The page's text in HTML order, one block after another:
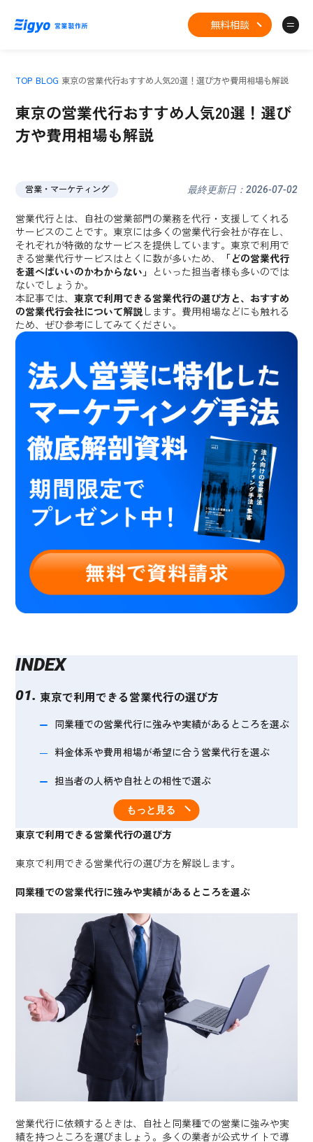
無料相談
TOP BLOG 東京の営業代行おすすめ人気20選！選び方や費用相場も解説
東京の営業代行おすすめ人気20選！選び
方や費用相場も解説
営業・マーケティング 最終更新日：2026-07-02
営業代行とは、自社の営業部門の業務を代行・支援してくれる
サービスのことです。東京には多くの営業代行会社が存在し、
それぞれが特徴的なサービスを提供しています。東京で利用で
きる営業代行サービスはとくに数が多いため、
「どの営業代行
を選べばいいのかわからない」 といった担当者様も多いのでは
ないでしょうか。
本記事では、東京で利用できる営業代行の選び方と、おすすめ
の営業代行会社について解説 します。費用相場などにも触れる
ため、ぜひ参考にしてみてください。
INDEX
東京で利用できる営業代行の選び方
同業種での営業代行に強みや実績があるところを選ぶ
料金体系や費用相場が希望に合う営業代行を選ぶ
担当者の人柄や自社との相性で選ぶ
東京で利用できるおすすめの営業代行20選
営業製作所株式会社
株式会社セレブリックス
株式会社コンフィデンス
株式会社ジャパンプ
株式会社アイランド・ブレイン
株式会社エグゼクティブ
株式会社セールスクルー
アズ株式会社
株式会社soraプロジェクト
株式会社ナレッジプラス
株式会社グローバルステージ
もっと見る
東京で利用できる営業代行の選び方
東京で利用できる営業代行の選び方を解説します。
同業種での営業代行に強みや実績があるところを選ぶ
営業代行に依頼するときは、自社と同業種での営業に強みや実
績を持つところを選びましょう。多くの業者が公式サイトで導